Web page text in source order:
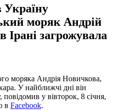
Україну
моряк Андрій
загрожувала
моряка Андрія Новичкова,
У найближчі дні він
у вівторок, 8 січня,
в Facebook.